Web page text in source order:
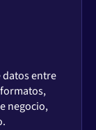
datos entre
negocio,